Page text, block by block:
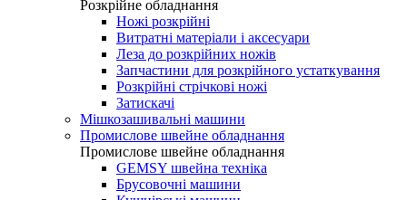
Розкрійне обладнання
Ножі розкрійні
Витратні матеріали і аксесуари
Леза до розкрійних ножів
Запчастини для розкрійного устаткування
Розкрійні стрічкові ножі
Затискачі
Мішкозашивальні машини
Промислове швейне обладнання
Промислове швейне обладнання
GEMSY швейна техніка
Брусовочні машини